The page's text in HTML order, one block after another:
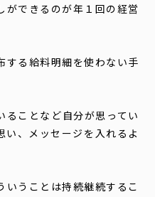
ができるのが年１回の経営
する給料明細を使わない手
ることなど自分が思ってい
い、メッセージを入れるよ
うことは持続継続するこ